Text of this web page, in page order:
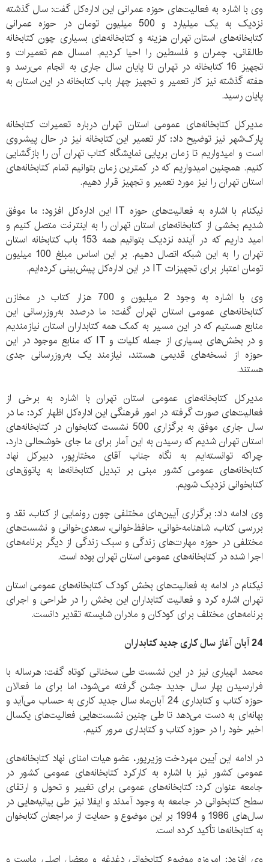
وی با اشاره به فعالیت‌های حوزه عمرانی این اداره‌کل گفت: سال گذشته
نزدیک به یک میلیارد و 500 میلیون تومان در حوزه عمرانی
کتابخانه‌های استان تهران هزینه و کتابخانه‌های بسیاری چون کتابخانه
طالقانی، چمران و فلسطین را احیا کردیم. امسال هم تعمیرات و
تجهیز 16 کتابخانه در تهران تا پایان سال جاری به انجام می‌رسد و
هفته گذشته نیز کار تعمیر و تجهیز چهار باب کتابخانه در این استان به
پایان رسید.
مدیرکل کتابخانه‌های عمومی استان تهران درباره تعمیرات کتابخانه
پارک‌شهر نیز توضیح داد: کار تعمیر این کتابخانه نیز در حال پیشروی
است و امیدواریم تا زمان برپایی نمایشگاه کتاب تهران آن را بازگشایی
کنیم. همچنین امیدواریم که در کمترین زمان بتوانیم تمام کتابخانه‌های
استان تهران را نیز مورد تعمیر و تجهیز قرار دهیم.
نیکنام با اشاره به فعالیت‌های حوزه IT این اداره‌کل افزود: ما موفق
شدیم بخشی از کتابخانه‌های استان تهران را به اینترنت متصل کنیم و
امید داریم که در آینده نزدیک بتوانیم همه 153 باب کتابخانه استان
تهران را به این شبکه اتصال دهیم. بر این اساس مبلغ 100 میلیون
تومان اعتبار برای تجهیزات IT در این اداره‌کل پیش‌بینی کرده‌ایم.
وی با اشاره به وجود 2 میلیون و 700 هزار کتاب در مخازن
کتابخانه‌های عمومی استان تهران گفت: ما درصدد به‌روزرسانی این
منابع هستیم که در این مسیر به کمک همه کتابداران استان نیازمندیم
و در بخش‌های بسیاری از جمله کلیات و IT که منابع موجود در این
حوزه از نسخه‌های قدیمی هستند، نیازمند یک به‌روزرسانی جدی
هستند.
مدیرکل کتابخانه‌های عمومی استان تهران با اشاره به برخی از
فعالیت‌های صورت گرفته در امور فرهنگی این اداره‌کل اظهار کرد: ما در
سال جاری موفق به برگزاری 500 نشست کتابخوان در کتابخانه‌های
استان تهران شدیم که رسیدن به این آمار برای ما جای خوشحالی دارد،
چراکه توانسته‌ایم به نگاه جناب آقای مختارپور، دبیرکل نهاد
کتابخانه‌های عمومی کشور مبنی بر تبدیل کتابخانه‌ها به پاتوق‌های
کتابخوانی نزدیک شویم.
وی ادامه داد: برگزاری آیین‌های مختلفی چون رونمایی از کتاب، نقد و
بررسی کتاب، شاهنامه‌خوانی، حافظ‌خوانی، سعدی‌خوانی و نشست‌های
مختلفی در حوزه مهارت‌های زندگی و سبک زندگی از دیگر برنامه‌های
اجرا شده در کتابخانه‌های عمومی استان تهران بوده است.
نیکنام در ادامه به فعالیت‌های بخش کودک کتابخانه‌های عمومی استان
تهران اشاره کرد و فعالیت کتابداران این بخش را در طراحی و اجرای
برنامه‌های مختلف برای کودکان و مادران شایسته تقدیر دانست.
24 آبان آغاز سال کاری جدید کتابداران
محمد الهیاری نیز در این نشست طی سخنانی کوتاه گفت: هرساله با
فرارسیدن بهار سال جدید جشن گرفته می‌شود، اما برای ما فعالان
حوزه کتاب و کتابداری 24 آبان‌ماه سال جدید کاری به حساب می‌آید و
بهانه‌ای به دست می‌دهد تا طی چنین نشست‌هایی فعالیت‌های یکسال
اخیر خود را در حوزه کتاب و کتابداری مرور کنیم.
در ادامه این آیین مهردخت وزیرپور، عضو هیات امنای نهاد کتابخانه‌های
عمومی کشور نیز با اشاره به کارکرد کتابخانه‌های عمومی کشور در
جامعه عنوان کرد: کتابخانه‌های عمومی برای تغییر و تحول و ارتقای
سطح کتابخوانی در جامعه به وجود آمدند و ایفلا نیز طی بیانیه‌هایی در
سال‌های 1986 و 1994 بر این موضوع و حمایت از مراجعان کتابخوان
به کتابخانه‌ها تأکید کرده است.